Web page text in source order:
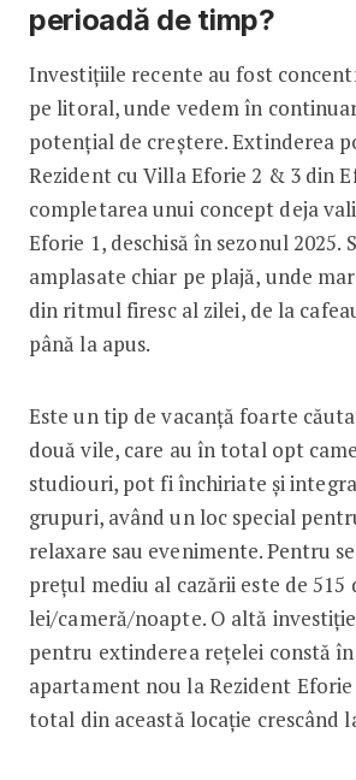
perioadă de timp?
Investițiile recente au fost
pe litoral, unde vedem în
potențial de creștere. Extinderea
Rezident cu Villa Eforie 2 & 3 din
completarea unui concept deja
Eforie 1, deschisă în sezonul 2025.
amplasate chiar pe plajă, unde
din ritmul firesc al zilei, de la
până la apus.
Este un tip de vacanță foarte
două vile, care au în total opt
studiouri, pot fi închiriate și
grupuri, având un loc special
relaxare sau evenimente. Pentru
prețul mediu al cazării este de 515
lei/cameră/noapte. O altă
pentru extinderea rețelei constă
apartament nou la Rezident
total din această locație crescând